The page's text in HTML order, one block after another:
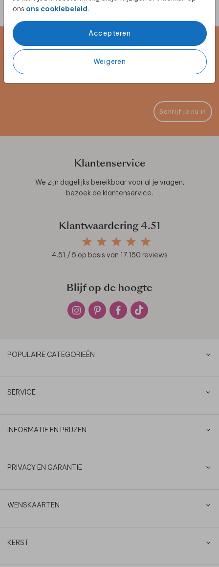
ons ons cookiebeleid.
Accepteren
Weigeren
Schrijf je in voor de nieuwsbrief
Blijf op de hoogte van alle nieuwe producten, (win)acties en
Schrijf je nu in
Klantenservice
We zijn dagelijks bereikbaar voor al je vragen,
bezoek de klantenservice.
Klantwaardering 4.51
4.51 / 5 op basis van 17.150 reviews
Blijf op de hoogte
POPULAIRE CATEGORIEËN
SERVICE
INFORMATIE EN PRIJZEN
PRIVACY EN GARANTIE
WENSKAARTEN
KERST